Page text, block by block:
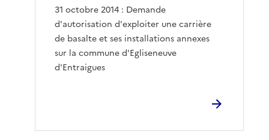
31 octobre 2014 : Demande
d'autorisation d'exploiter une carrière
de basalte et ses installations annexes
sur la commune d'Egliseneuve
d'Entraigues